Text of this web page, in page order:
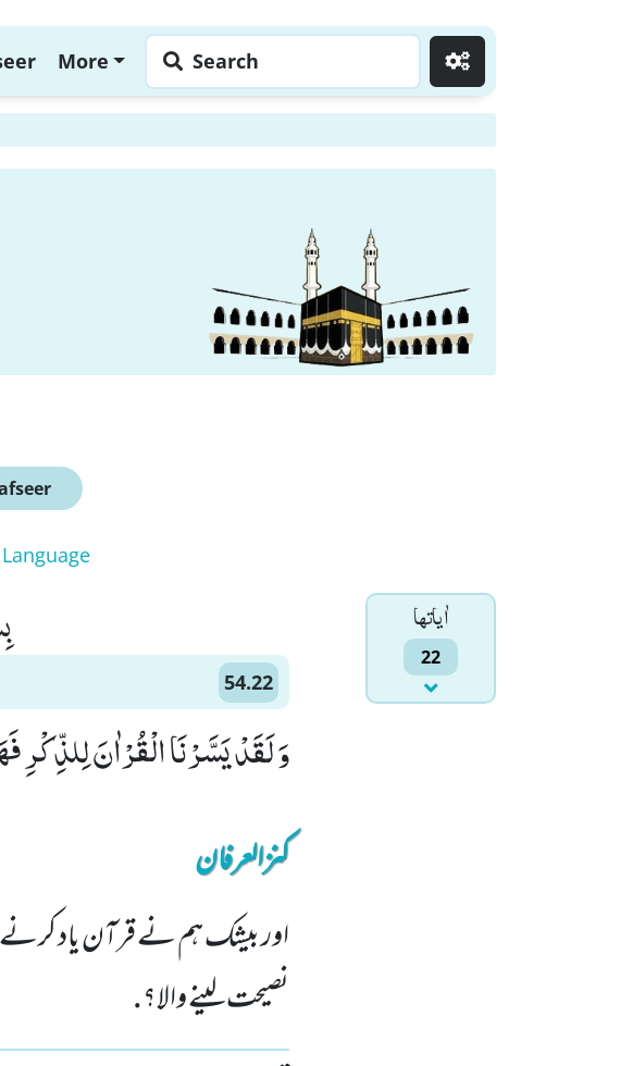
More Search
Language
اٰياتها
22
54.22
وَ لَقَدْ یَسَّرْنَا الْقُرْاٰنَ لِلذِّكْرِ
کنزالعرفان
اور بیشک ہم نے قرآن یاد کرنے
نصیحت لینے والا؟.